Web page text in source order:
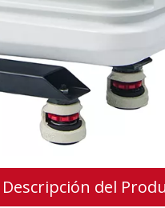
Descripción del